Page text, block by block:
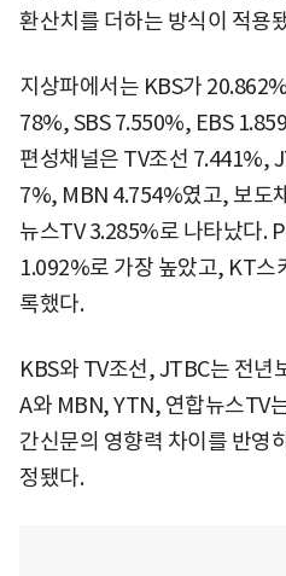
환산치를 더하는 방식이 적용
지상파에서는 KBS가
78%, SBS 7.550%, EBS
편성채널은 TV조선 7.441%,
7%, MBN 4.754%였고, 보도
뉴스TV 3.285%로 나타났다.
1.092%로 가장 높았고, KT스
록했다.
KBS와 TV조선, JTBC는 전년
A와 MBN, YTN, 연합뉴스TV
간신문의 영향력 차이를 반영
정됐다.